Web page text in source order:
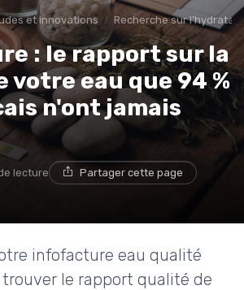
et innovations Recherche sur
: le rapport sur la
votre eau que 94 %
n'ont jamais
lecture Partager cette page
infofacture eau qualité
le rapport qualité de